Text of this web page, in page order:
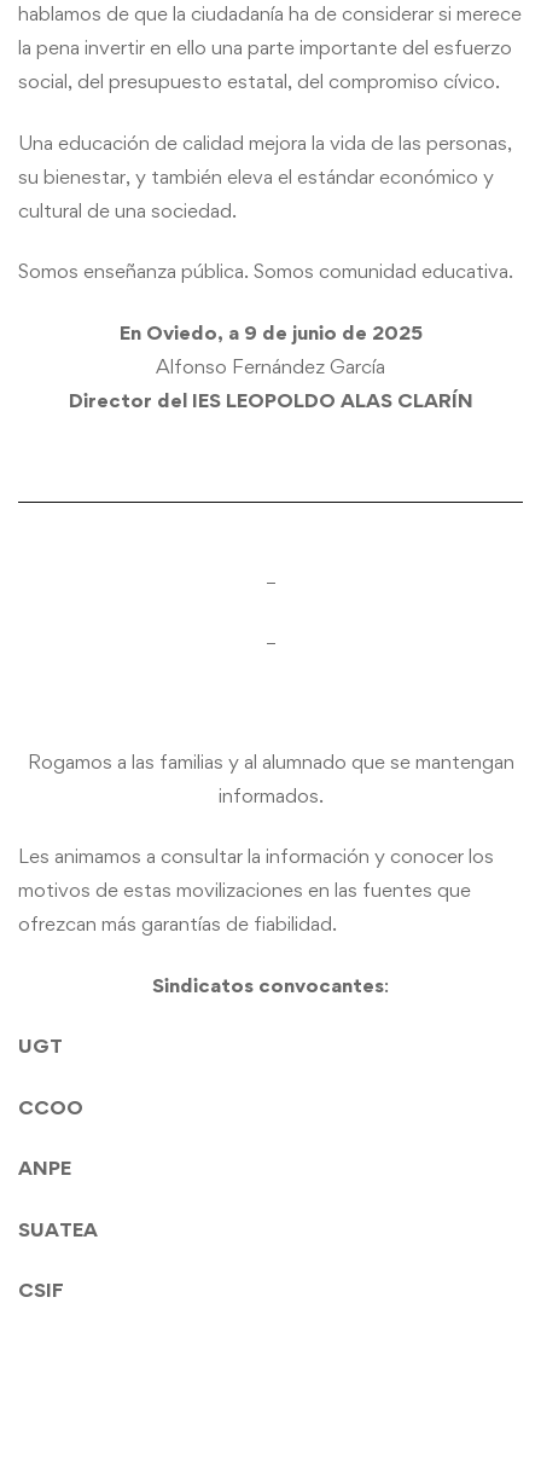
hablamos de que la ciudadanía ha de considerar si merece
la pena invertir en ello una parte importante del esfuerzo
social, del presupuesto estatal, del compromiso cívico.
Una educación de calidad mejora la vida de las personas,
su bienestar, y también eleva el estándar económico y
cultural de una sociedad.
Somos enseñanza pública. Somos comunidad educativa.
En Oviedo, a 9 de junio de 2025
Alfonso Fernández García
Director del IES LEOPOLDO ALAS CLARÍN
–
–
Rogamos a las familias y al alumnado que se mantengan
informados.
Les animamos a consultar la información y conocer los
motivos de estas movilizaciones en las fuentes que
ofrezcan más garantías de fiabilidad.
Sindicatos convocantes:
UGT
CCOO
ANPE
SUATEA
CSIF